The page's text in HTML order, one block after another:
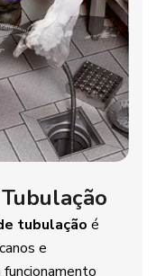
tubulação é
e